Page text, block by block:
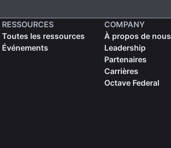
RESSOURCES
Toutes les ressources
Événements
COMPANY
À propos de nous
Leadership
Partenaires
Carrières
Octave Federal